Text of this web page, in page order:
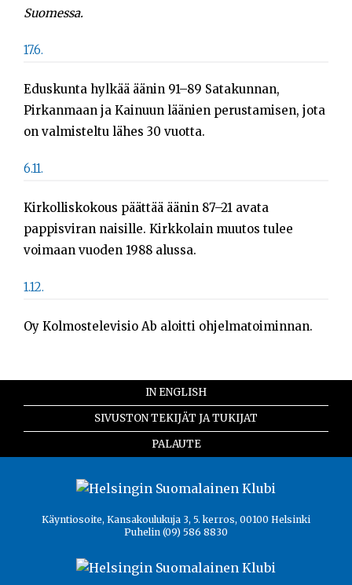
Suomessa.
17.6.
Eduskunta hylkää äänin 91–89 Satakunnan,
Pirkanmaan ja Kainuun läänien perustamisen, jota
on valmisteltu lähes 30 vuotta.
6.11.
Kirkolliskokous päättää äänin 87–21 avata
pappisviran naisille. Kirkkolain muutos tulee
voimaan vuoden 1988 alussa.
1.12.
Oy Kolmostelevisio Ab aloitti ohjelmatoiminnan.
IN ENGLISH
SIVUSTON TEKIJÄT JA TUKIJAT
PALAUTE
Käyntiosoite, Kansakoulukuja 3, 5. kerros, 00100 Helsinki
Puhelin (09) 586 8830